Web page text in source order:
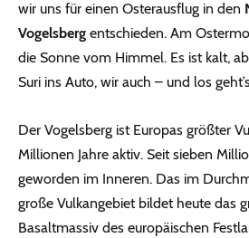
wir uns für einen Osterausflug in den
Vogelsberg entschieden. Am
die Sonne vom Himmel. Es ist kalt,
Suri ins Auto, wir auch – und los
Der Vogelsberg ist Europas größter
Millionen Jahre aktiv. Seit sieben
geworden im Inneren. Das im
große Vulkangebiet bildet heute das
Basaltmassiv des europäischen